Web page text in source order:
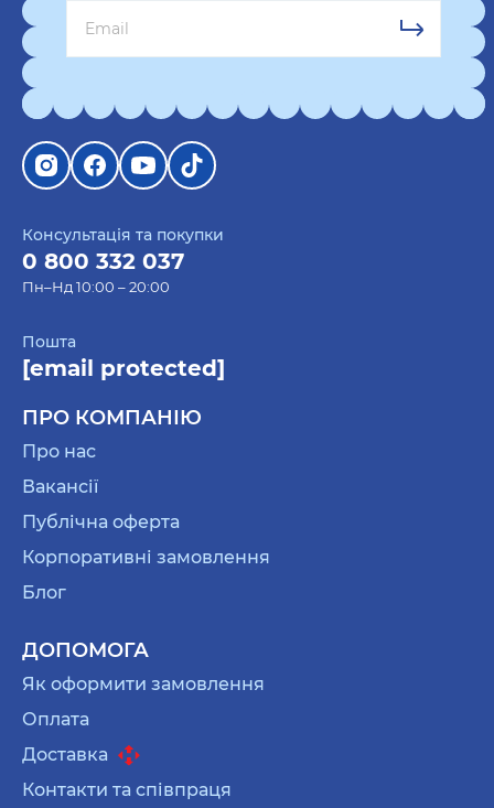
Консультація та покупки
0 800 332 037
Пн–Нд 10:00 – 20:00
Пошта
[email protected]
ПРО КОМПАНІЮ
Про нас
Вакансії
Публічна оферта
Корпоративні замовлення
Блог
ДОПОМОГА
Як оформити замовлення
Оплата
Доставка
Контакти та співпраця